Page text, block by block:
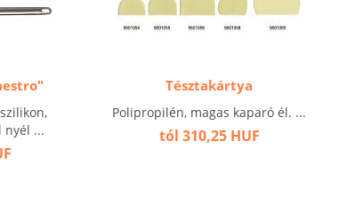
nyél ...
Tésztakártya
Polipropilén, magas kaparó él. ...
tól 310,25 HUF